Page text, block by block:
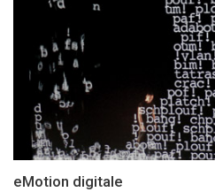
eMotion digitale